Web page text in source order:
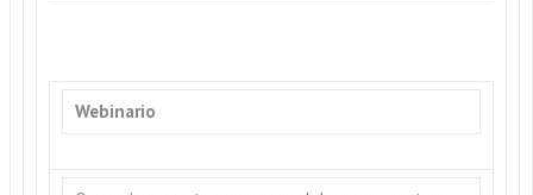
Webinario